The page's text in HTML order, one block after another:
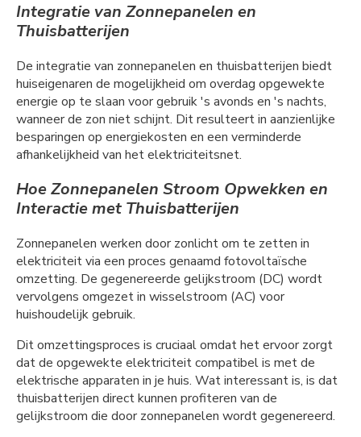
Integratie van Zonnepanelen en
Thuisbatterijen
De integratie van zonnepanelen en thuisbatterijen biedt
huiseigenaren de mogelijkheid om overdag opgewekte
energie op te slaan voor gebruik 's avonds en 's nachts,
wanneer de zon niet schijnt. Dit resulteert in aanzienlijke
besparingen op energiekosten en een verminderde
afhankelijkheid van het elektriciteitsnet.
Hoe Zonnepanelen Stroom Opwekken en
Interactie met Thuisbatterijen
Zonnepanelen werken door zonlicht om te zetten in
elektriciteit via een proces genaamd fotovoltaïsche
omzetting. De gegenereerde gelijkstroom (DC) wordt
vervolgens omgezet in wisselstroom (AC) voor
huishoudelijk gebruik.
Dit omzettingsproces is cruciaal omdat het ervoor zorgt
dat de opgewekte elektriciteit compatibel is met de
elektrische apparaten in je huis. Wat interessant is, is dat
thuisbatterijen direct kunnen profiteren van de
gelijkstroom die door zonnepanelen wordt gegenereerd.